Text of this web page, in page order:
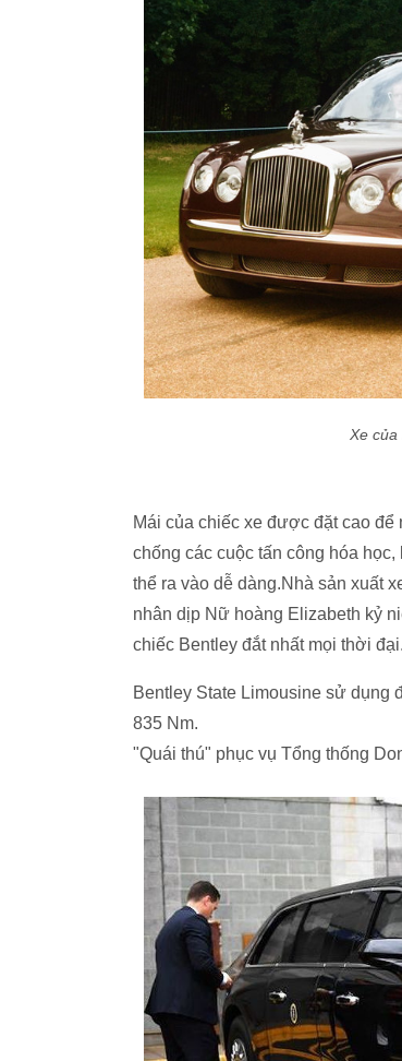
Xe
Mái của chiếc xe được đặt cao
chống các cuộc tấn công hóa
thể ra vào dễ dàng.Nhà sản xuất
nhân dịp Nữ hoàng Elizabeth kỷ
chiếc Bentley đắt nhất mọi thời đại.
Bentley State Limousine sử dụng
835 Nm.
"Quái thú" phục vụ Tổng thống